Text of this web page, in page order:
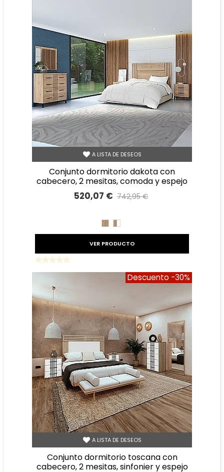
A LISTA DE DESEOS
conjunto dormitorio dakota con
cabecero, 2 mesitas, comoda y espejo
520,07 € 742,95 €
ROBLEROBLE
VER PRODUCTO
Descuento -30%
A LISTA DE DESEOS
conjunto dormitorio toscana con
cabecero, 2 mesitas, sinfonier y espejo